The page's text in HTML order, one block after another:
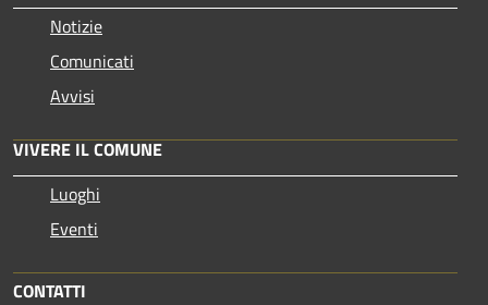
Notizie
Comunicati
Avvisi
VIVERE IL COMUNE
Luoghi
Eventi
CONTATTI